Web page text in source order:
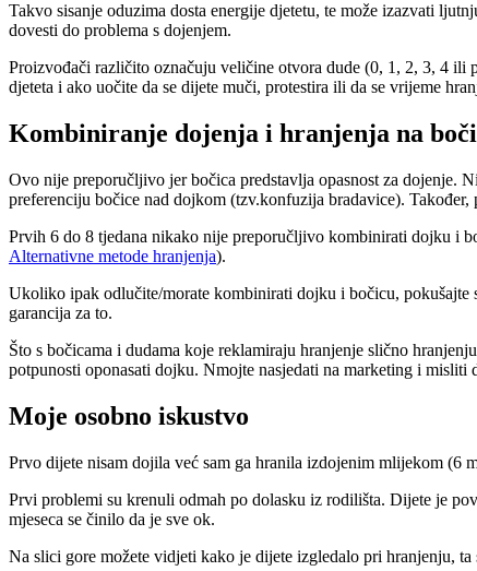
Takvo sisanje oduzima dosta energije djetetu, te može izazvati
dovesti do problema s dojenjem.
Proizvođači različito označuju veličine otvora dude (0, 1, 2, 3, 4 ili
djeteta i ako uočite da se dijete muči, protestira ili da se vrijeme
Kombiniranje dojenja i hranjenja na
Ovo nije preporučljivo jer bočica predstavlja opasnost za dojenje.
preferenciju bočice nad dojkom (tzv.konfuzija bradavice).
Prvih 6 do 8 tjedana nikako nije preporučljivo kombinirati dojku i
Alternativne metode hranjenja).
Ukoliko ipak odlučite/morate kombinirati dojku i bočicu, pokušajte
garancija za to.
Što s bočicama i dudama koje reklamiraju hranjenje slično
potpunosti oponasati dojku. Nmojte nasjedati na marketing i misliti
Moje osobno iskustvo
Prvo dijete nisam dojila već sam ga hranila izdojenim mlijekom (6
Prvi problemi su krenuli odmah po dolasku iz rodilišta. Dijete je
mjeseca se činilo da je sve ok.
Na slici gore možete vidjeti kako je dijete izgledalo pri hranjenju,